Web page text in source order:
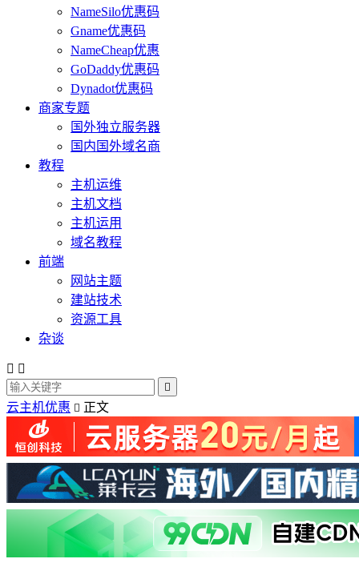
NameSilo优惠码
Gname优惠码
NameCheap优惠
GoDaddy优惠码
Dynadot优惠码
商家专题
国外独立服务器
国内国外域名商
教程
主机运维
主机文档
主机运用
域名教程
前端
网站主题
建站技术
资源工具
杂谈
 

云主机优惠  正文